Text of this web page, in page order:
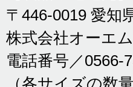
〒446-0019 愛知
株式会社オーエ
電話番号／0566-
（各サイズの数